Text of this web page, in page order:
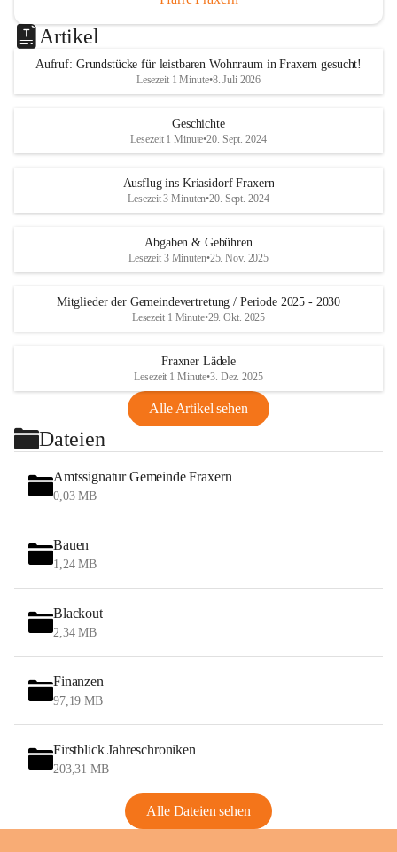
Artikel
Aufruf: Grundstücke für leistbaren Wohnraum in Fraxern gesucht!
Lesezeit 1 Minute•8. Juli 2026
Geschichte
Lesezeit 1 Minute•20. Sept. 2024
Ausflug ins Kriasidorf Fraxern
Lesezeit 3 Minuten•20. Sept. 2024
Abgaben & Gebühren
Lesezeit 3 Minuten•25. Nov. 2025
Mitglieder der Gemeindevertretung / Periode 2025 - 2030
Lesezeit 1 Minute•29. Okt. 2025
Fraxner Lädele
Lesezeit 1 Minute•3. Dez. 2025
Alle Artikel sehen
Dateien
Amtssignatur Gemeinde Fraxern
0,03 MB
Bauen
1,24 MB
Blackout
2,34 MB
Finanzen
97,19 MB
Firstblick Jahreschroniken
203,31 MB
Alle Dateien sehen